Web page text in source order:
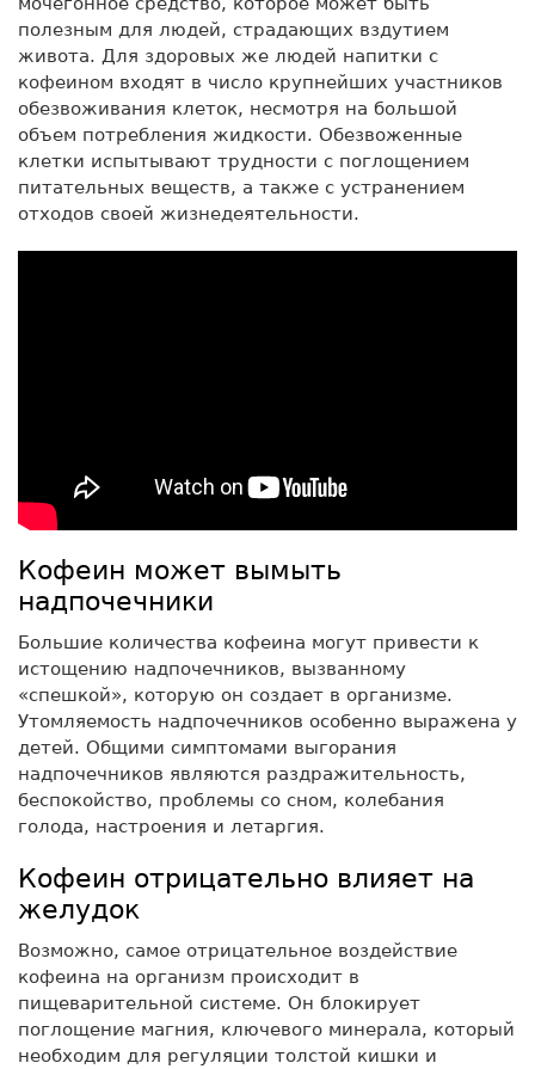
полезным для людей, страдающих вздутием
живота. Для здоровых же людей напитки с
кофеином входят в число крупнейших участников
обезвоживания клеток, несмотря на большой
объем потребления жидкости. Обезвоженные
клетки испытывают трудности с поглощением
питательных веществ, а также с устранением
отходов своей жизнедеятельности.
Кофеин может вымыть
надпочечники
Большие количества кофеина могут привести к
истощению надпочечников, вызванному
«спешкой», которую он создает в организме.
Утомляемость надпочечников особенно выражена у
детей. Общими симптомами выгорания
надпочечников являются раздражительность,
беспокойство, проблемы со сном, колебания
голода, настроения и летаргия.
Кофеин отрицательно влияет на
желудок
Возможно, самое отрицательное воздействие
кофеина на организм происходит в
пищеварительной системе. Он блокирует
поглощение магния, ключевого минерала, который
необходим для регуляции толстой кишки и